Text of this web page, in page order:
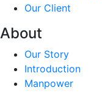
Our Client
About
Our Story
Introduction
Manpower